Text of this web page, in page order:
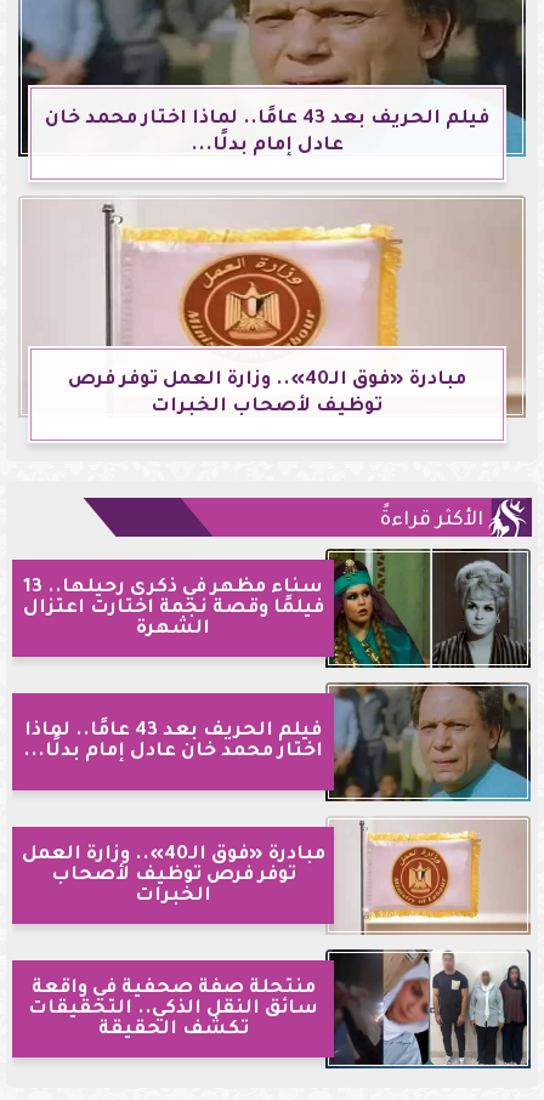
فيلم الحريف بعد 43 عامًا.. لماذا اختار محمد خان
عادل إمام بدلًا...
مبادرة «فوق الـ40».. وزارة العمل توفر فرص
توظيف لأصحاب الخبرات
الأكثر قراءةً
سناء مظهر في ذكرى رحيلها.. 13
فيلمًا وقصة نجمة اختارت اعتزال
الشهرة
فيلم الحريف بعد 43 عامًا.. لماذا
اختار محمد خان عادل إمام بدلًا...
مبادرة «فوق الـ40».. وزارة العمل
توفر فرص توظيف لأصحاب
الخبرات
منتحلة صفة صحفية في واقعة
سائق النقل الذكي.. التحقيقات
تكشف الحقيقة